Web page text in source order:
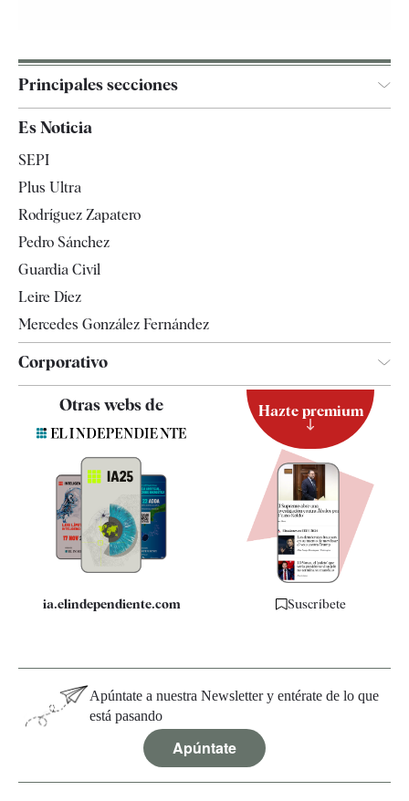
Principales secciones
España
Televisión
Es Noticia
SEPI
Plus Ultra
Rodríguez Zapatero
Pedro Sánchez
Guardia Civil
Leire Díez
Mercedes González Fernández
Corporativo
Contacto
Quiénes somos
Especificaciones
Otras webs de
ia.elindependiente.com
Hazte premium
Suscríbete
Apúntate a nuestra Newsletter y entérate de lo que
está pasando
Apúntate